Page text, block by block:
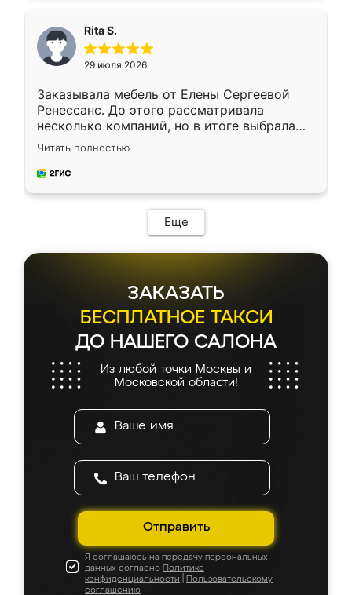
Rita S.
29 июля 2026
Заказывала мебель от Елены Сергеевой
Ренессанс. До этого рассматривала
несколько компаний, но в итоге выбрала
эту. Сначала обговорили условия, потом
приехал замерщик, всё спокойно объяснил
и снял размеры. Изготовили в срок, с
мебель сразу встала на свое место без
каких-либо доработок. Качеством осталась
довольна, все выглядит так, как и ожидала.
Читать полностью
Еще
ЗАКАЗАТЬ
БЕСПЛАТНОЕ ТАКСИ
ДО НАШЕГО САЛОНА
Из любой точки Москвы и
Московской области!
Отправить
Я соглашаюсь на передачу персональных
данных согласно Политике
конфиденциальности
Пользовательскому
соглашению